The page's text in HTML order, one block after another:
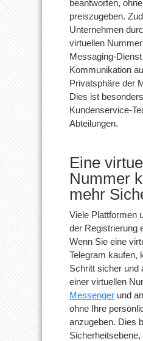
beantworten,
preiszugeben.
Unternehmen
virtuellen
Messaging-
Kommunikation
Privatsphäre der
Dies ist
Kundenservice-
Abteilungen.
Eine
Nummer
mehr
Viele Plattformen
der Registrierung
Wenn Sie eine
Telegram kaufen,
Schritt sicher und
einer virtuellen
Messenger und
ohne Ihre
anzugeben. Dies